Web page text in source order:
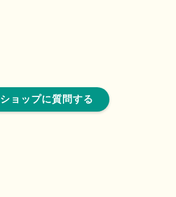
ショップに質問する